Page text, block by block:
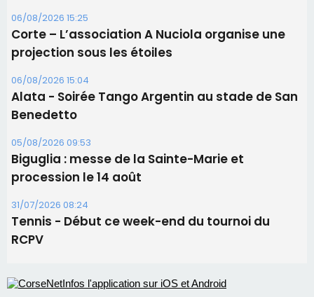
06/08/2026 15:25
Corte – L’association A Nuciola organise une
projection sous les étoiles
06/08/2026 15:04
Alata - Soirée Tango Argentin au stade de San
Benedetto
05/08/2026 09:53
Biguglia : messe de la Sainte-Marie et
procession le 14 août
31/07/2026 08:24
Tennis - Début ce week-end du tournoi du
RCPV